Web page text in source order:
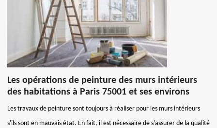
Les opérations de peinture des murs intérieurs
des habitations à Paris 75001 et ses environs
Les travaux de peinture sont toujours à réaliser pour les murs intérieurs
s'ils sont en mauvais état. En fait, il est nécessaire de s'assurer de la qualité